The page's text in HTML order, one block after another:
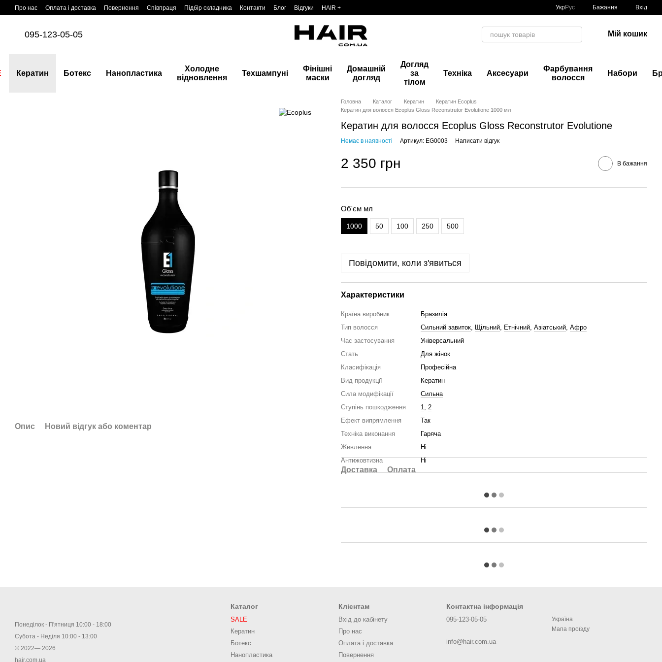
Перейти до основного контенту
Про нас Оплата і доставка Повернення Співпраця Підбір складника Контакти Блог Відгуки HAIR + УкрРус Бажання Вхід
095-123-05-05 Мій кошик
Кератин Ботекс Нанопластика
Холодне
відновлення
Техшампуні
Фінішні
маски
Домашній
догляд
Догляд
за
тілом
Техніка Аксесуари
Фарбування
волосся
Набори
Опис Новий відгук або коментар
Головна Каталог Кератин
Кератин Ecoplus
Кератин для волосся Ecoplus Gloss Reconstrutor Evolutione 1000 мл
Кератин для волосся Ecoplus Gloss Reconstrutor Evolutione
Немає в наявності Артикул: EG0003 Написати відгук
2 350 грн В бажання
Об'єм мл
1000 50 100 250 500
Повідомити, коли з'явиться
Характеристики
Країна виробник
Бразилія
Тип волосся
Сильний завиток, Щільний, Етнічний, Азіатський, Афро
Час застосування
Універсальний
Стать
Для жінок
Класифікація
Професійна
Вид продукції
Кератин
Сила модифікації
Сильна
Ступінь пошкодження
1, 2
Ефект випрямлення
Так
Техніка виконання
Гаряча
Живлення
Ні
Антижовтизна
Ні
Доставка Оплата
Понеділок - П'ятниця 10:00 - 18:00
Субота - Неділя 10:00 - 13:00
© 2022— 2026
hair.com.ua
Каталог
SALE
Кератин
Ботекс
Нанопластика
Клієнтам
Вхід до кабінету
Про нас
Оплата і доставка
Повернення
Контактна інформація
095-123-05-05
info@hair.com.ua
Україна
Мапа проїзду